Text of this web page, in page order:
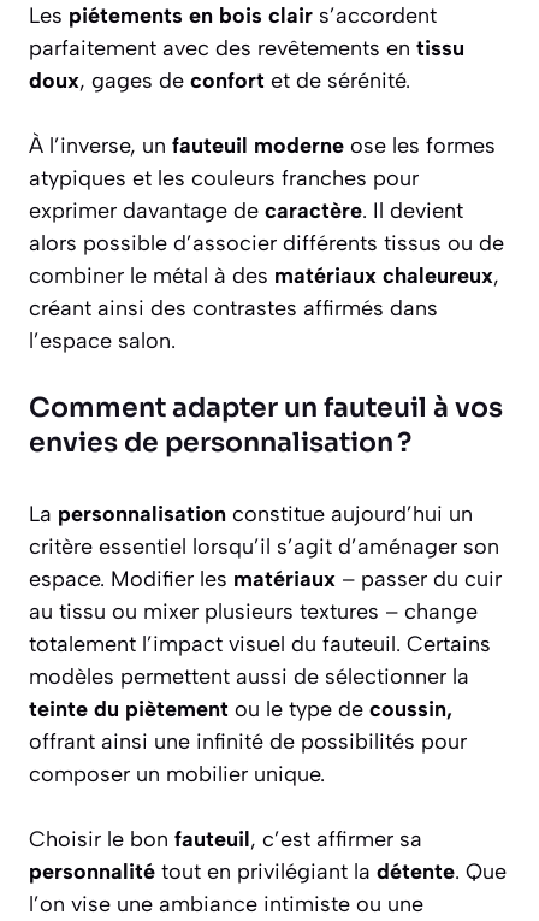
Les piétements en bois clair s’accordent
parfaitement avec des revêtements en tissu
doux, gages de confort et de sérénité.
À l’inverse, un fauteuil moderne ose les formes
atypiques et les couleurs franches pour
exprimer davantage de caractère. Il devient
alors possible d’associer différents tissus ou de
combiner le métal à des matériaux chaleureux,
créant ainsi des contrastes affirmés dans
l’espace salon.
Comment adapter un fauteuil à vos
envies de personnalisation ?
La personnalisation constitue aujourd’hui un
critère essentiel lorsqu’il s’agit d’aménager son
espace. Modifier les matériaux – passer du cuir
au tissu ou mixer plusieurs textures – change
totalement l’impact visuel du fauteuil. Certains
modèles permettent aussi de sélectionner la
teinte du piètement ou le type de coussin,
offrant ainsi une infinité de possibilités pour
composer un mobilier unique.
Choisir le bon fauteuil, c’est affirmer sa
personnalité tout en privilégiant la détente. Que
l’on vise une ambiance intimiste ou une